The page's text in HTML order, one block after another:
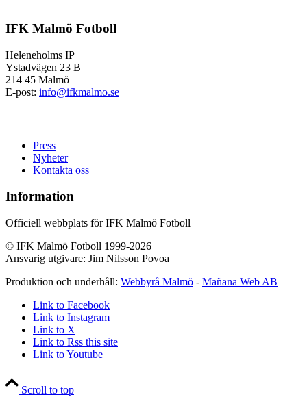
IFK Malmö Fotboll
Heleneholms IP
Ystadvägen 23 B
214 45 Malmö
E-post: info@ifkmalmo.se
Press
Nyheter
Kontakta oss
Information
Officiell webbplats för IFK Malmö Fotboll
© IFK Malmö Fotboll 1999-2026
Ansvarig utgivare: Jim Nilsson Povoa
Produktion och underhåll: Webbyrå Malmö - Mañana Web AB
Link to Facebook
Link to Instagram
Link to X
Link to Rss this site
Link to Youtube
Scroll to top